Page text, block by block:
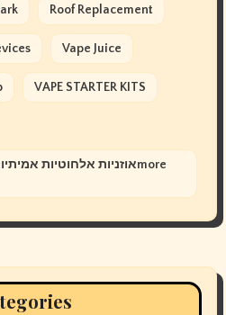
Roof Replacement
Vape Juice
VAPE STARTER KITS